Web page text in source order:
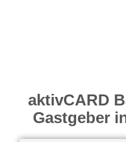
aktivCARD
Gastgeber